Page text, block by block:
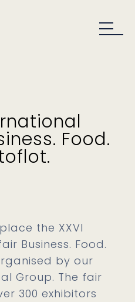
Food.
place the XXVI
Business. Food.
by our
Group. The fair
300 exhibitors